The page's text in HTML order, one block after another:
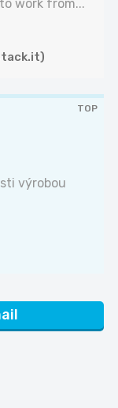
work from...
TOP
výrobou